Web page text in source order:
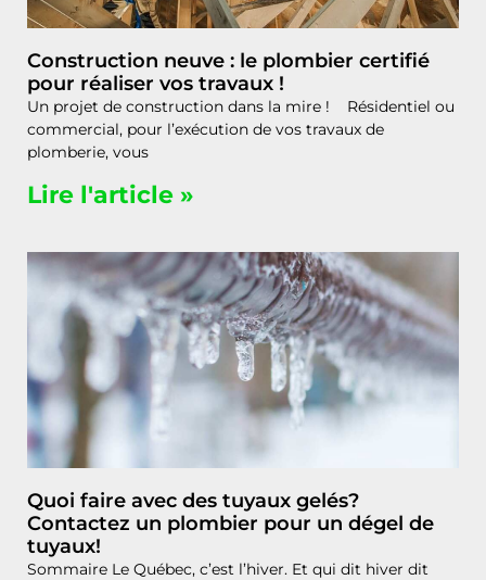
Construction neuve : le plombier certifié
pour réaliser vos travaux !
Un projet de construction dans la mire ! Résidentiel ou
commercial, pour l’exécution de vos travaux de
plomberie, vous
Lire l'article »
Quoi faire avec des tuyaux gelés?
Contactez un plombier pour un dégel de
tuyaux!
Sommaire Le Québec, c’est l’hiver. Et qui dit hiver dit